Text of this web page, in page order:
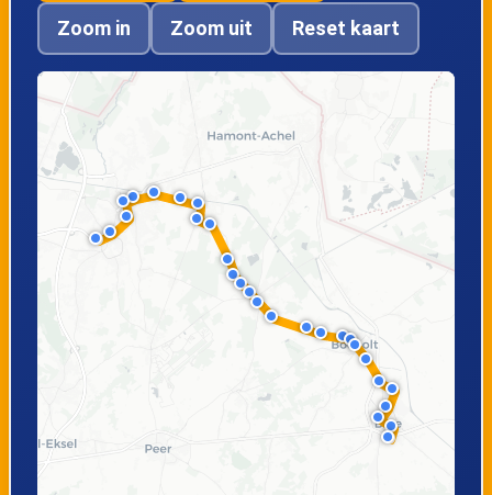
Bree, Zwembad
Bree,
Gerdingerpoort
Bree, Opitterpoort
Bree, Busstation
perron 7
Zoom in Zoom uit Reset kaart